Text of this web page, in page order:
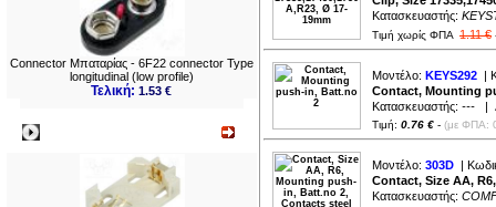
Connector Μπαταρίας - 6F22 connector Type
longitudinal (low profile)
Τελική:1.53 €
Κατασκευαστής:
Τιμή χωρίς ΦΠΑ 1.11 €
Μοντέλο: KEYS292 |
Contact, Mounting
Κατασκευαστής: --- |
Τιμή: 0.76 € - (με ΦΠΑ:
Μοντέλο: 303D |
Contact, Size AA,
Κατασκευαστής: